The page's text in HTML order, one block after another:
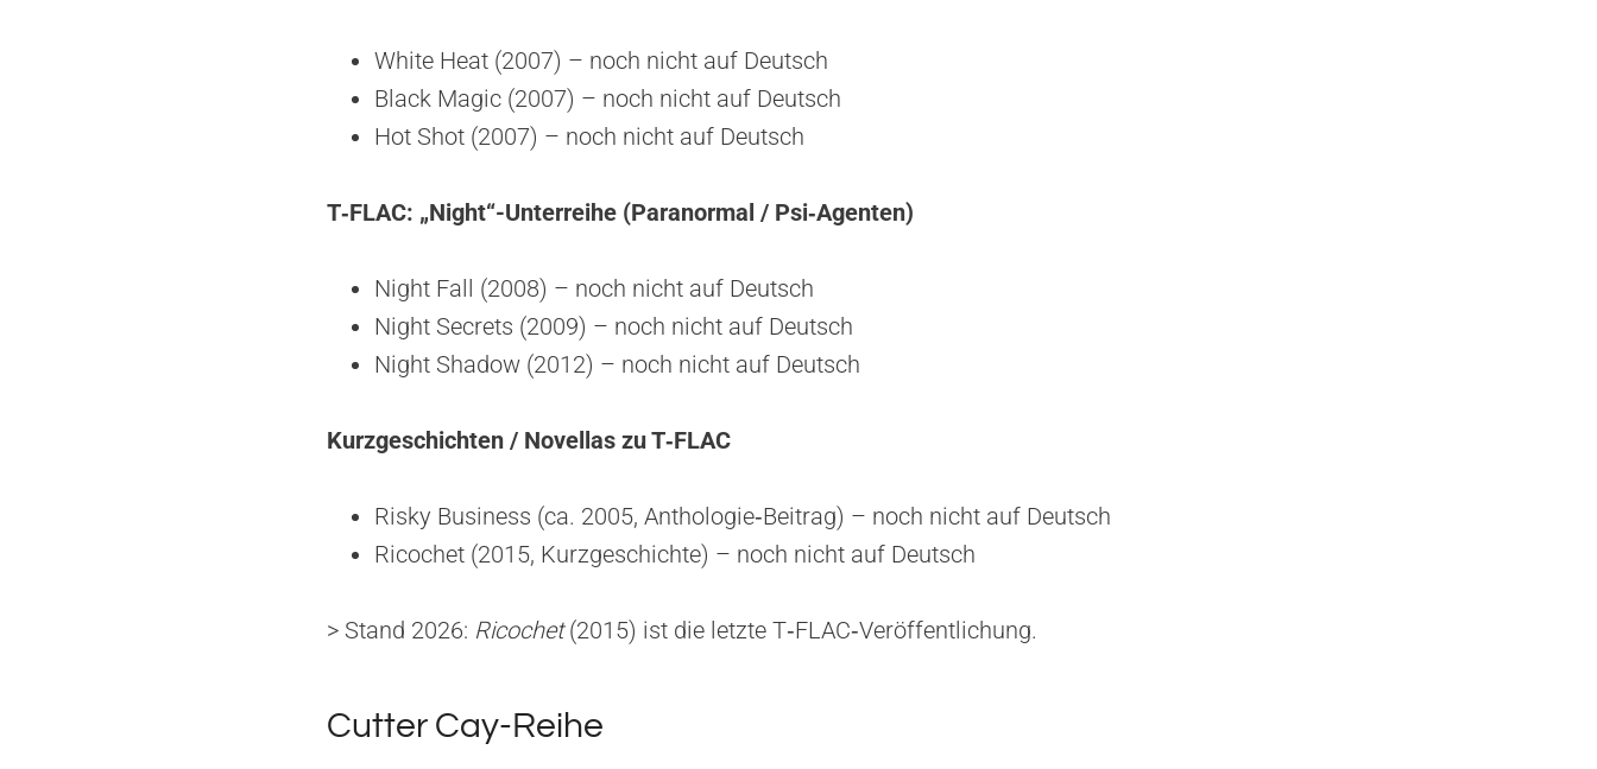
White Heat (2007) – noch nicht auf Deutsch
Black Magic (2007) – noch nicht auf Deutsch
Hot Shot (2007) – noch nicht auf Deutsch
T‑FLAC: „Night“-Unterreihe (Paranormal / Psi‑Agenten)
Night Fall (2008) – noch nicht auf Deutsch
Night Secrets (2009) – noch nicht auf Deutsch
Night Shadow (2012) – noch nicht auf Deutsch
Kurzgeschichten / Novellas zu T‑FLAC
Risky Business (ca. 2005, Anthologie‑Beitrag) – noch nicht auf Deutsch
Ricochet (2015, Kurzgeschichte) – noch nicht auf Deutsch
> Stand 2026: Ricochet(2015) ist die letzte T‑FLAC‑Veröffentlichung.
Cutter Cay-Reihe